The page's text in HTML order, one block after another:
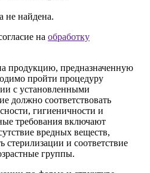
не найдена.
на обработку
продукцию, предназначенную
пройти процедуру
с установленными
должно соответствовать
гигиеничности и
требования включают
вредных веществ,
стерилизации и соответствие
группы.